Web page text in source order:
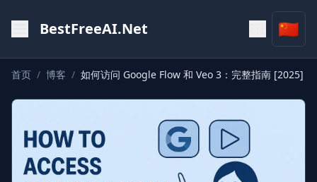
BestFreeAI.Net 🇨🇳
首页 / 博客 / 如何访问 Google Flow 和 Veo 3：完整指南 [2025]